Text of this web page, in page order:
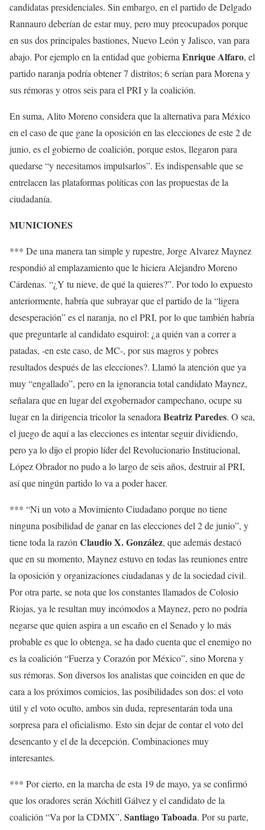
candidatas presidenciales. Sin embargo, en el partido de Delgado
Rannauro deberían de estar muy, pero muy preocupados porque
en sus dos principales bastiones, Nuevo León y Jalisco, van para
abajo. Por ejemplo en la entidad que gobierna Enrique Alfaro, el
partido naranja podría obtener 7 distritos; 6 serían para Morena y
sus rémoras y otros seis para el PRI y la coalición.
En suma, Alito Moreno considera que la alternativa para México
en el caso de que gane la oposición en las elecciones de este 2 de
junio, es el gobierno de coalición, porque estos, llegaron para
quedarse “y necesitamos impulsarlos”. Es indispensable que se
entrelacen las plataformas políticas con las propuestas de la
ciudadanía.
MUNICIONES
*** De una manera tan simple y rupestre, Jorge Alvarez Maynez
respondió al emplazamiento que le hiciera Alejandro Moreno
Cárdenas. “¿Y tu nieve, de qué la quieres?”. Por todo lo expuesto
anteriormente, habría que subrayar que el partido de la “ligera
desesperación” es el naranja, no el PRI, por lo que también habría
que preguntarle al candidato esquirol: ¿a quién van a correr a
patadas, -en este caso, de MC-, por sus magros y pobres
resultados después de las elecciones?. Llamó la atención que ya
muy “engallado”, pero en la ignorancia total candidato Maynez,
señalara que en lugar del exgobernador campechano, ocupe su
lugar en la dirigencia tricolor la senadora Beatriz Paredes. O sea,
el juego de aquí a las elecciones es intentar seguir dividiendo,
pero ya lo dijo el propio líder del Revolucionario Institucional,
López Obrador no pudo a lo largo de seis años, destruir al PRI,
así que ningún partido lo va a poder hacer.
*** “Ni un voto a Movimiento Ciudadano porque no tiene
ninguna posibilidad de ganar en las elecciones del 2 de junio”, y
tiene toda la razón Claudio X. González, que además destacó
que en su momento, Maynez estuvo en todas las reuniones entre
la oposición y organizaciones ciudadanas y de la sociedad civil.
Por otra parte, se nota que los constantes llamados de Colosio
Riojas, ya le resultan muy incómodos a Maynez, pero no podría
negarse que quien aspira a un escaño en el Senado y lo más
probable es que lo obtenga, se ha dado cuenta que el enemigo no
es la coalición “Fuerza y Corazón por México”, sino Morena y
sus rémoras. Son diversos los analistas que coinciden en que de
cara a los próximos comicios, las posibilidades son dos: el voto
útil y el voto oculto, ambos sin duda, representarán toda una
sorpresa para el oficialismo. Esto sin dejar de contar el voto del
desencanto y el de la decepción. Combinaciones muy
interesantes.
*** Por cierto, en la marcha de esta 19 de mayo, ya se confirmó
que los oradores serán Xóchitl Gálvez y el candidato de la
coalición “Va por la CDMX”, Santiago Taboada. Por su parte,